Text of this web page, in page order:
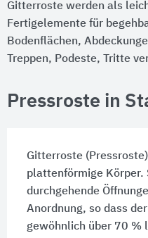
Gitterroste werden als
Fertigelemente für
Bodenflächen,
Treppen, Podeste, Tritte
Pressroste in
Gitterroste
plattenförmige Körper.
durchgehende
Anordnung, so dass
gewöhnlich über 70 %